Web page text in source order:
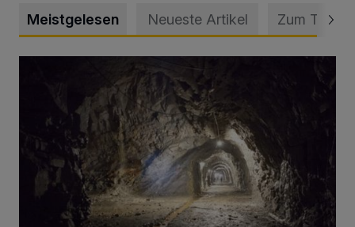
Meistgelesen Neueste Artikel Zum Thema